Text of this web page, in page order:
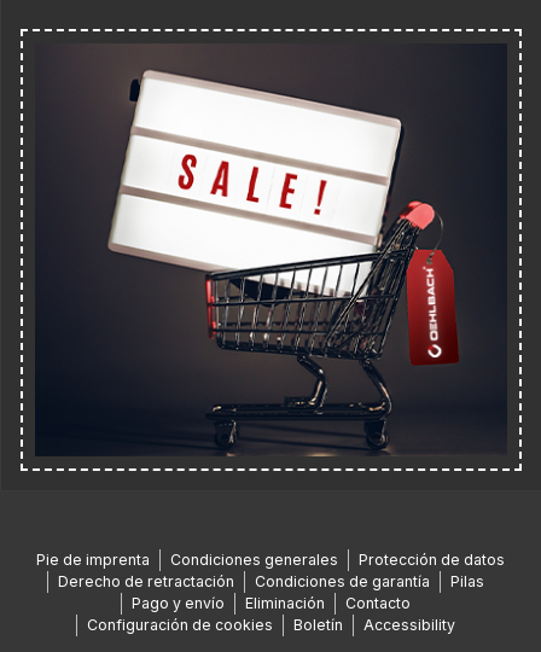
Pie de imprenta Condiciones generales
Protección de datos
Derecho de retractación
Condiciones de garantía
Pilas
Pago y envío
Eliminación
Contacto
Configuración de cookies
Boletín Accessibility